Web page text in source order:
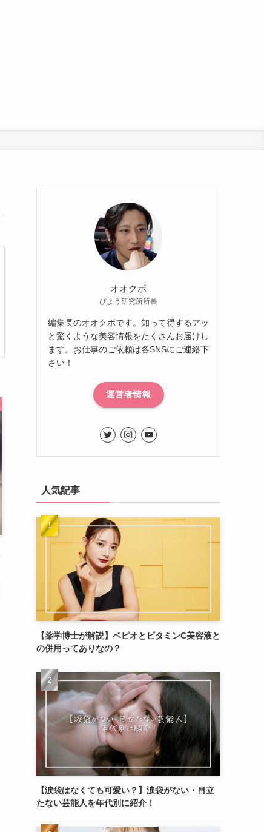
オオクボ
びよう研究所所長
編集長のオオクボです。知って得するアッ
と驚くような美容情報をたくさんお届けし
ます。お仕事のご依頼は各SNSにご連絡下
さい！
運営者情報
人気記事
【薬学博士が解説】ベピオとビタミンC美容液と
の併用ってありなの？
【涙袋はなくても可愛い？】涙袋がない・目立
たない芸能人を年代別に紹介！